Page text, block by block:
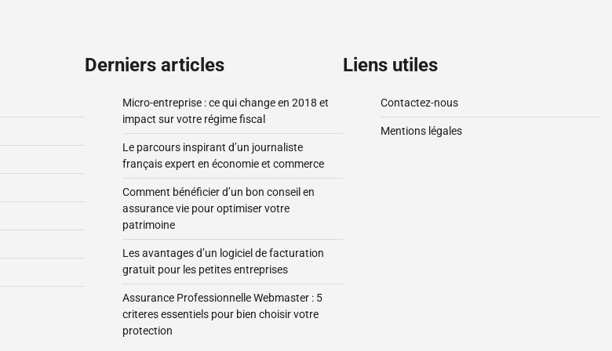
Derniers articles
Micro-entreprise : ce qui change en 2018 et
impact sur votre régime fiscal
Le parcours inspirant d’un journaliste
français expert en économie et commerce
Comment bénéficier d’un bon conseil en
assurance vie pour optimiser votre
patrimoine
Les avantages d’un logiciel de facturation
gratuit pour les petites entreprises
Assurance Professionnelle Webmaster : 5
criteres essentiels pour bien choisir votre
protection
Liens utiles
Contactez-nous
Mentions légales